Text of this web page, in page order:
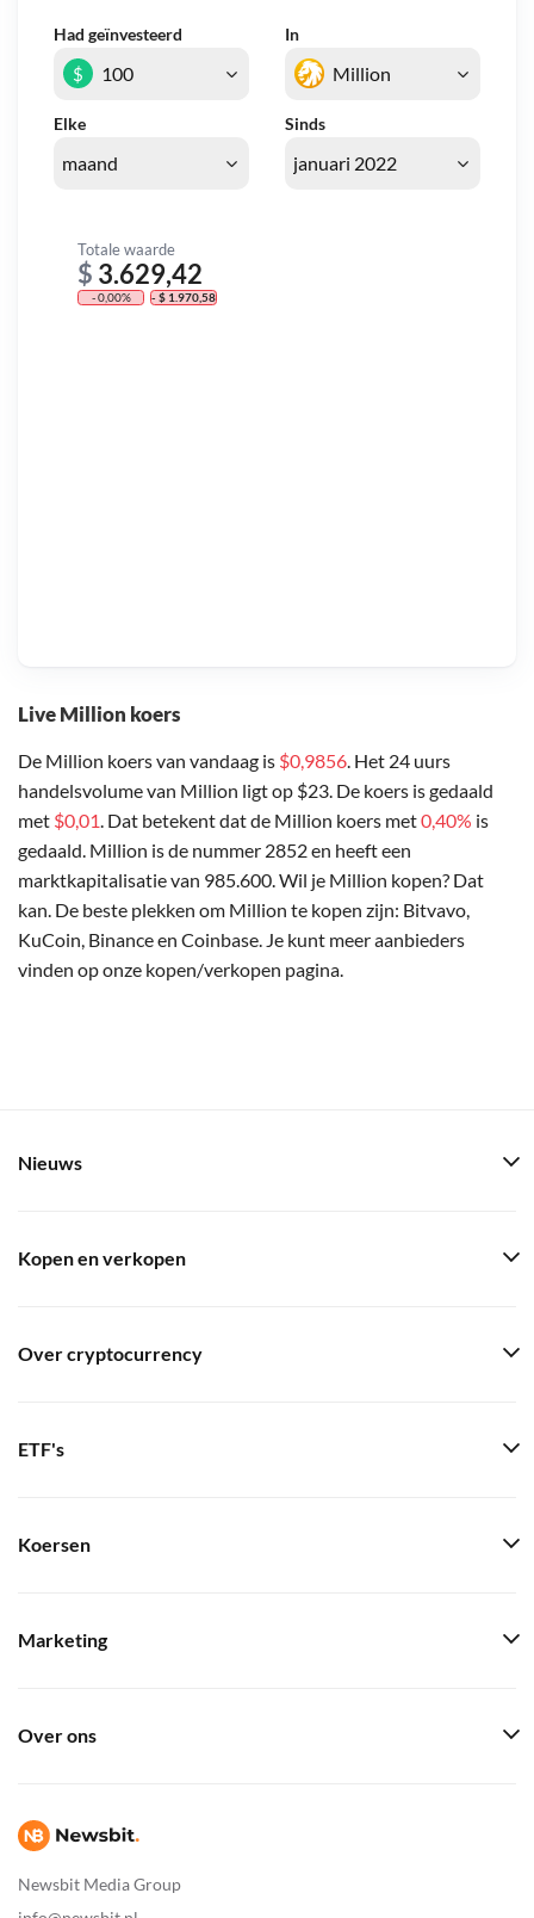
Live Million koers
De Million koers van vandaag is $0,9856. Het 24 uurs
handelsvolume van Million ligt op $23. De koers is gedaald
met $0,01. Dat betekent dat de Million koers met0,40% is
gedaald. Million is de nummer 2852 en heeft een
marktkapitalisatie van 985.600. Wil je Million kopen? Dat
kan. De beste plekken om Million te kopen zijn: Bitvavo,
KuCoin, Binance en Coinbase. Je kunt meer aanbieders
vinden op onze kopen/verkopen pagina.
Had geïnvesteerd In
Elke Sinds
$
Totale waarde
$ 3.629,42
- 0,00% - $ 1.970,58
Newsbit Media Group
Nieuws
Kopen en verkopen
Over cryptocurrency
ETF's
Koersen
Marketing
Over ons